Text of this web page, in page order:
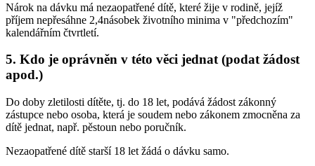
Nárok na dávku má nezaopatřené dítě, které žije v rodině, jejíž
příjem nepřesáhne 2,4násobek životního minima v "předchozím"
kalendářním čtvrtletí.
5. Kdo je oprávněn v této věci jednat (podat žádost
apod.)
Do doby zletilosti dítěte, tj. do 18 let, podává žádost zákonný
zástupce nebo osoba, která je soudem nebo zákonem zmocněna za
dítě jednat, např. pěstoun nebo poručník.
Nezaopatřené dítě starší 18 let žádá o dávku samo.